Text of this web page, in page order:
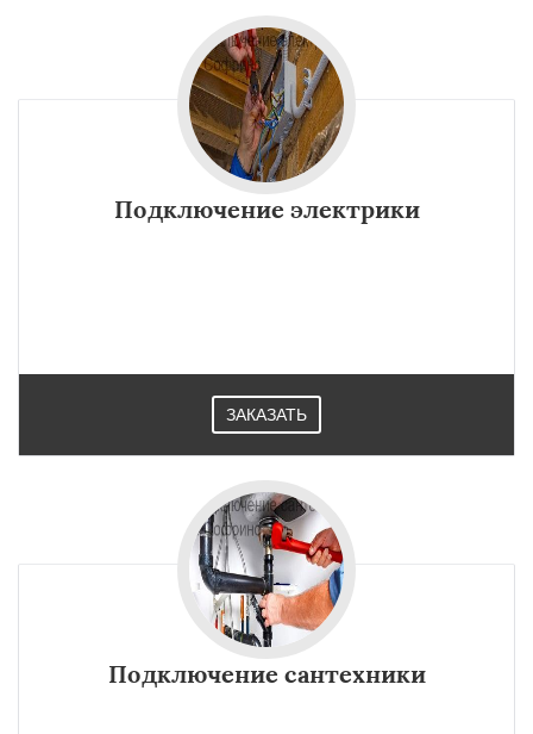
Подключение электрики
ЗАКАЗАТЬ
Подключение сантехники